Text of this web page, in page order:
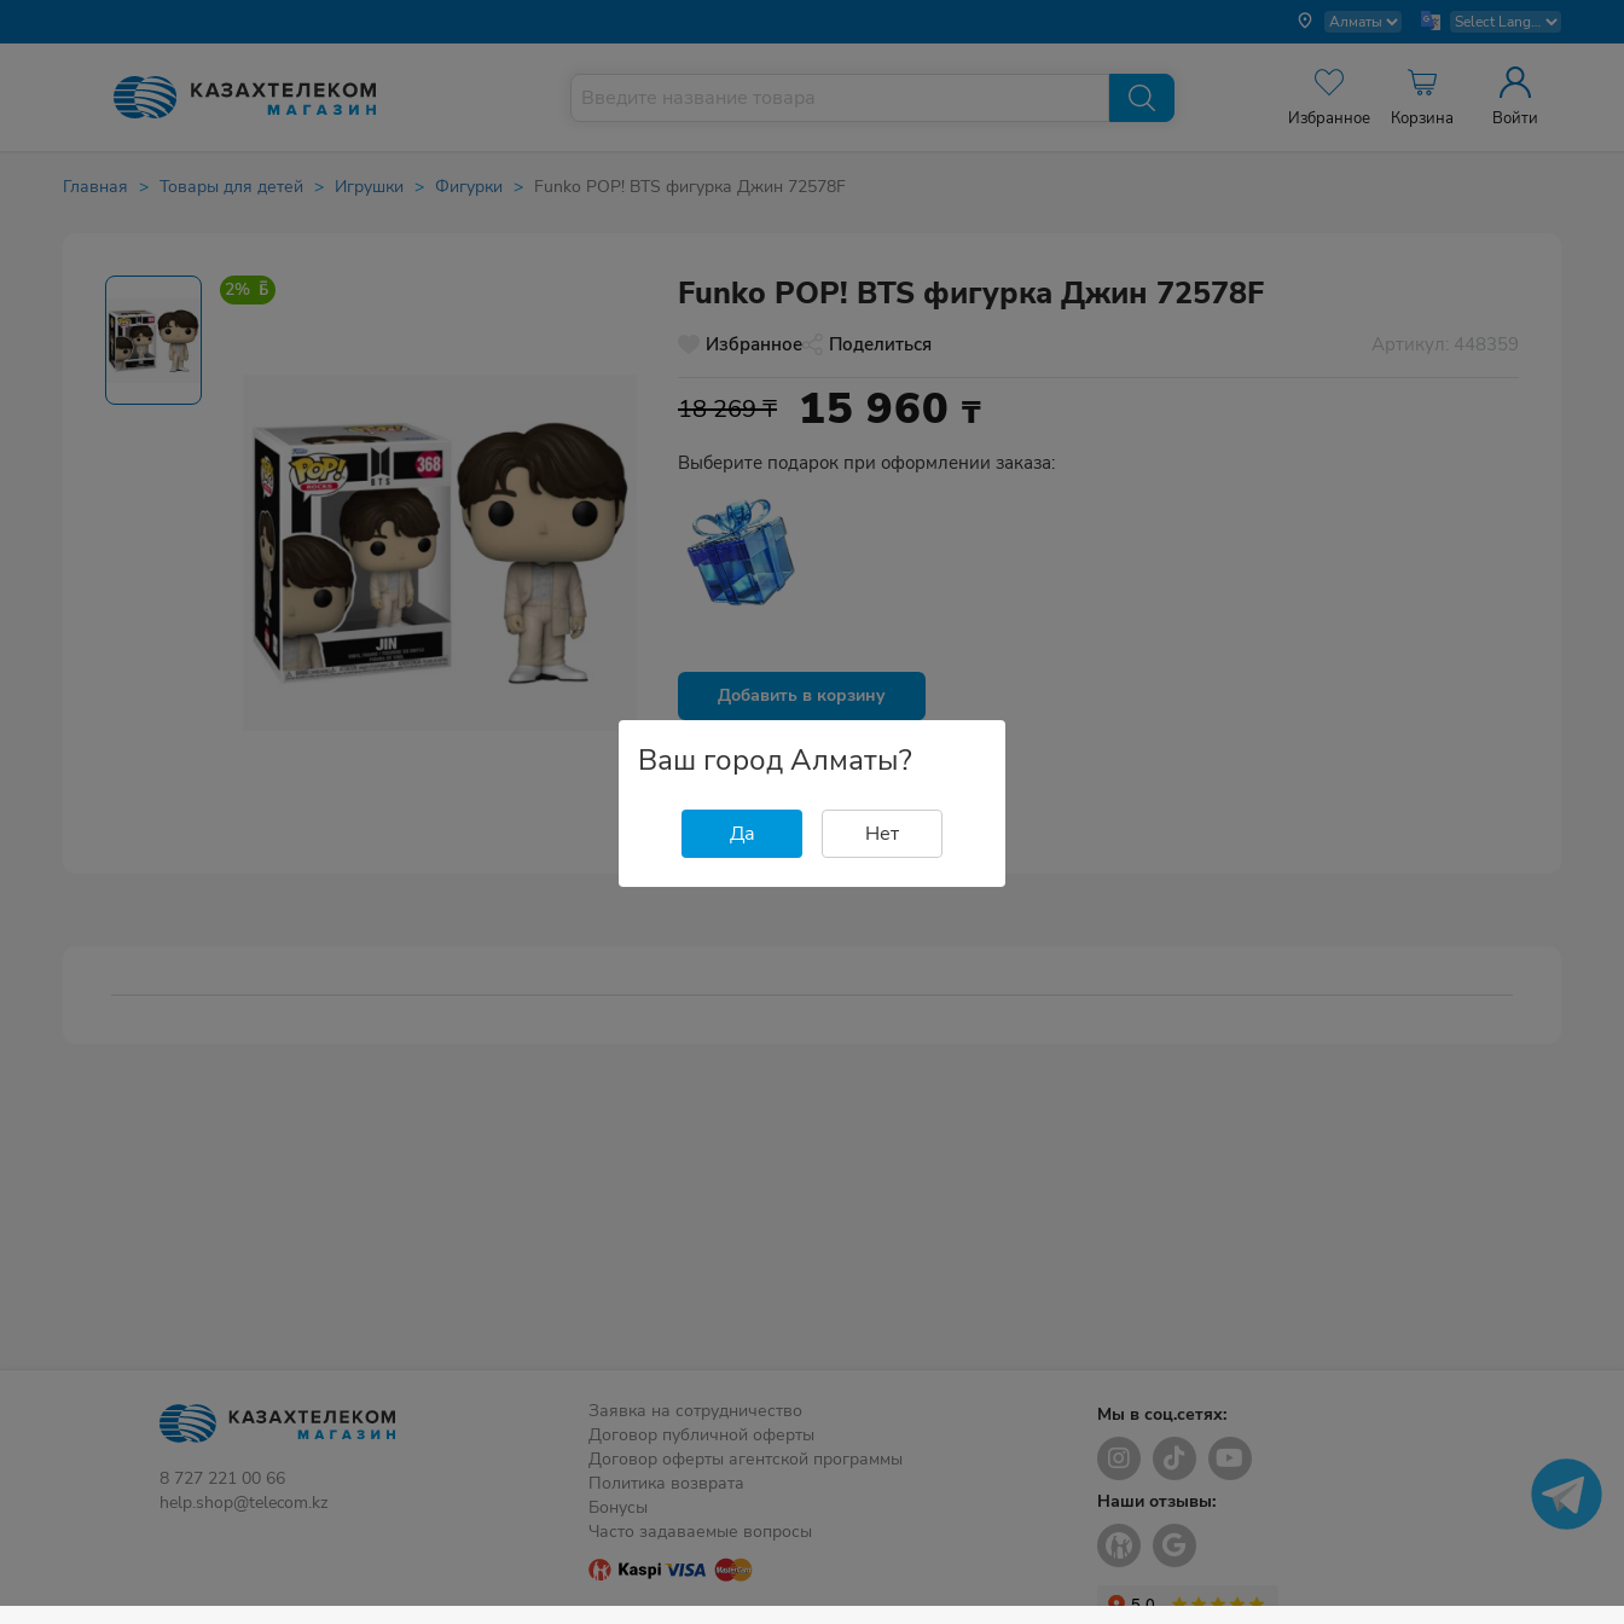
Избранное Корзина Войти
Главная Товары для детей Игрушки Фигурки Funko POP! BTS фигурка Джин 72578F
2% Funko POP! BTS фигурка Джин 72578F
Избранное Поделиться Артикул: 448359
18 269 ₸ 15 960₸
Выберите подарок при оформлении заказа:
Добавить в корзину
Поделиться и заработать
8 727 221 00 66
help.shop@telecom.kz
Заявка на сотрудничество
Договор публичной оферты
Договор оферты агентской программы
Политика возврата
Бонусы
Часто задаваемые вопросы
Мы в соц.сетях:
Наши отзывы:
Ваш город Алматы?
Да Нет